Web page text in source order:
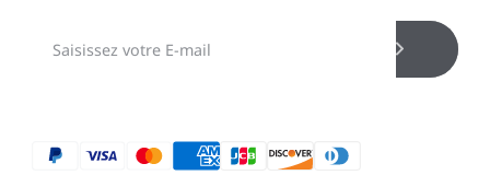
CALIFIQUE VOTRE NIVEAU DE SATISFACTION
AVEC CETTE PAGE: